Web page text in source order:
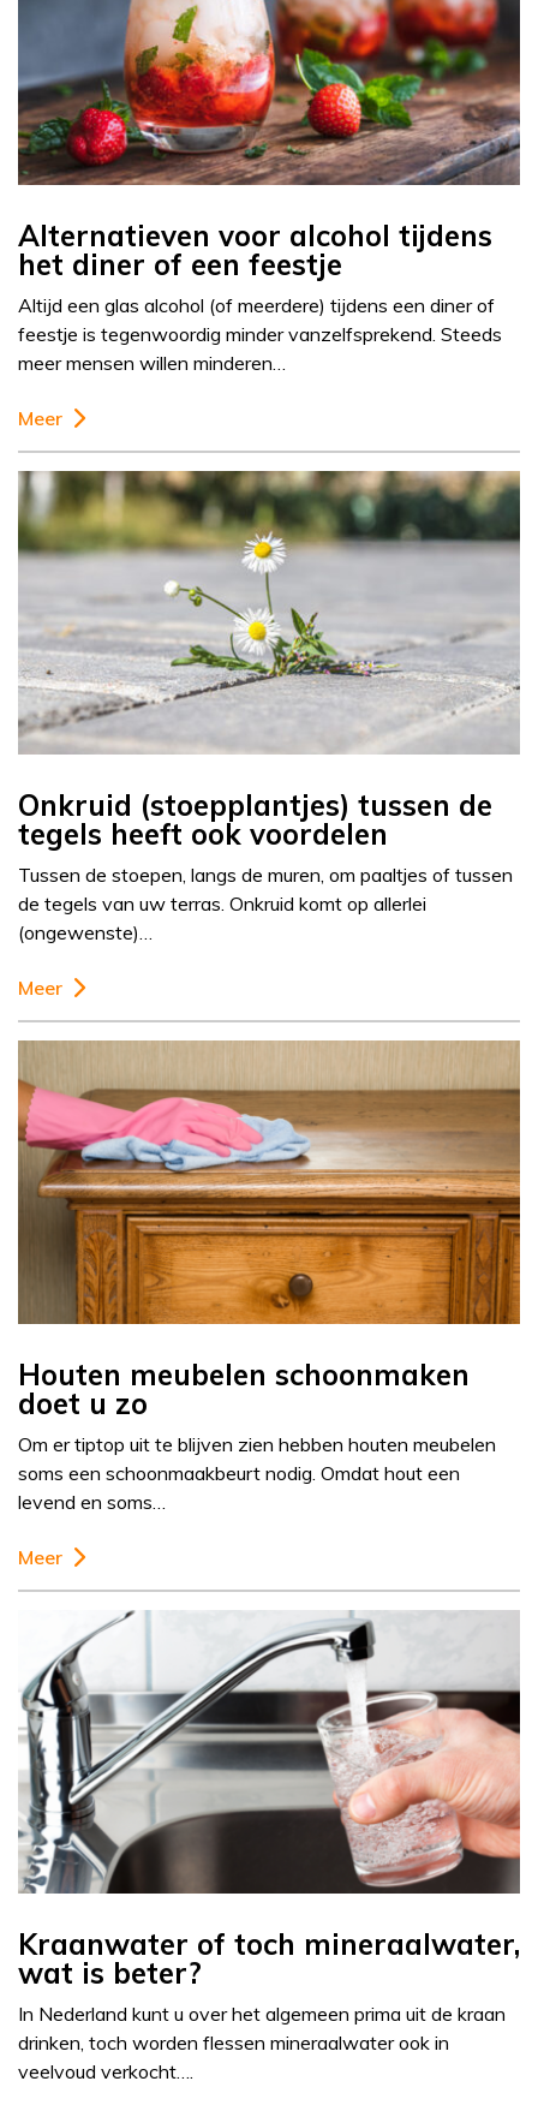
Alternatieven voor alcohol tijdens
het diner of een feestje
Altijd een glas alcohol (of meerdere) tijdens een diner of
feestje is tegenwoordig minder vanzelfsprekend. Steeds
meer mensen willen minderen…
Meer
Onkruid (stoepplantjes) tussen de
tegels heeft ook voordelen
Tussen de stoepen, langs de muren, om paaltjes of tussen
de tegels van uw terras. Onkruid komt op allerlei
(ongewenste)…
Meer
Houten meubelen schoonmaken
doet u zo
Om er tiptop uit te blijven zien hebben houten meubelen
soms een schoonmaakbeurt nodig. Omdat hout een
levend en soms…
Meer
Kraanwater of toch mineraalwater,
wat is beter?
In Nederland kunt u over het algemeen prima uit de kraan
drinken, toch worden flessen mineraalwater ook in
veelvoud verkocht….